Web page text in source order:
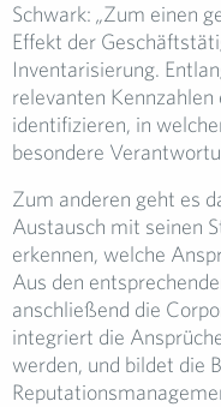
Schwark: „Zum einen
Effekt der
Inventarisierung.
relevanten
identifizieren, in
besondere
Zum anderen geht es
Austausch mit seinen
erkennen, welche
Aus den
anschließend die
integriert die
werden, und bildet die